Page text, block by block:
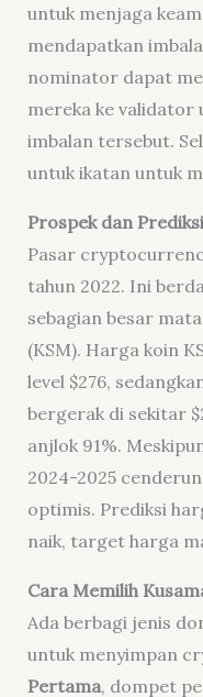
untuk menjaga
mendapatkan
nominator dapat
mereka ke validator
imbalan tersebut.
untuk ikatan untuk
Prospek dan
Pasar
tahun 2022. Ini
sebagian besar
(KSM). Harga koin
level $276,
bergerak di sekitar
anjlok 91%.
2024-2025
optimis. Prediksi
naik, target harga
Cara Memilih
Ada berbagi jenis
untuk menyimpan
Pertama, dompet